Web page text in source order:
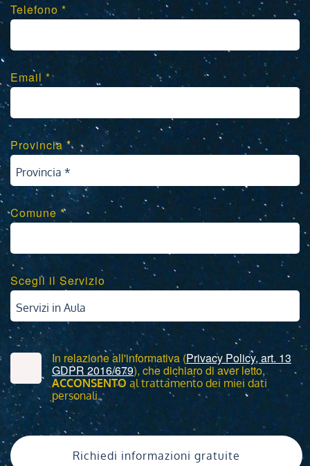
Telefono *
Email *
Provincia *
Provincia *
Comune *
Scegli il Servizio
Servizi in Aula
In relazione all'informativa (Privacy Policy, art. 13
GDPR 2016/679), che dichiaro di aver letto,
ACCONSENTO al trattamento dei miei dati
personali.